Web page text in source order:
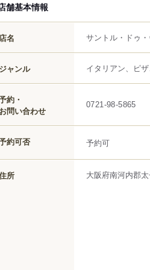
舗基本情報
店名 サントル・ドゥ
ジャンル イタリアン、ピ
約・
お問い合わせ
0721-98-5865
約可否 予約可
所 大阪府南河内郡